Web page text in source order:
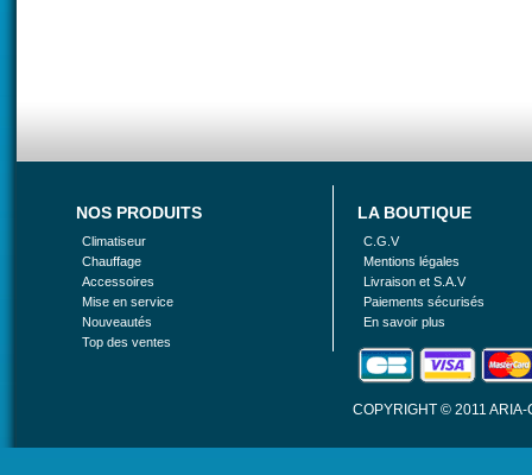
NOS PRODUITS
Climatiseur
Chauffage
Accessoires
Mise en service
Nouveautés
Top des ventes
LA BOUTIQUE
C.G.V
Mentions légales
Livraison et S.A.V
Paiements sécurisés
En savoir plus
COPYRIGHT © 2011